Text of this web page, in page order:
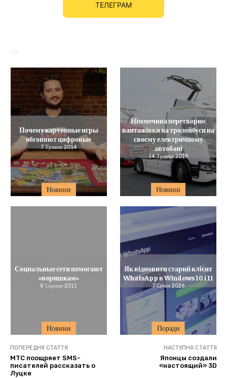
ТЕЛЕГРАМ
Новини
Почему картонные игры
обгоняют цифровые
7 Травня 2014
Новини
Німмечина перетворює
вантажівки на тролейбуси на
своєму електричному
автобані
14 Травня 2019
Новини
Социальные сети помогают
«воришкам»
8 Серпня 2011
Поради
Як відновити старий клієнт
WhatsApp в Windows 10 і 11
7 Січня 2026
ПОПЕРЕДНЯ СТАТТЯ
МТС поощряет SMS-
писателей рассказать о
Луцке
НАСТУПНА СТАТТЯ
Японцы создали
«настоящий» 3D